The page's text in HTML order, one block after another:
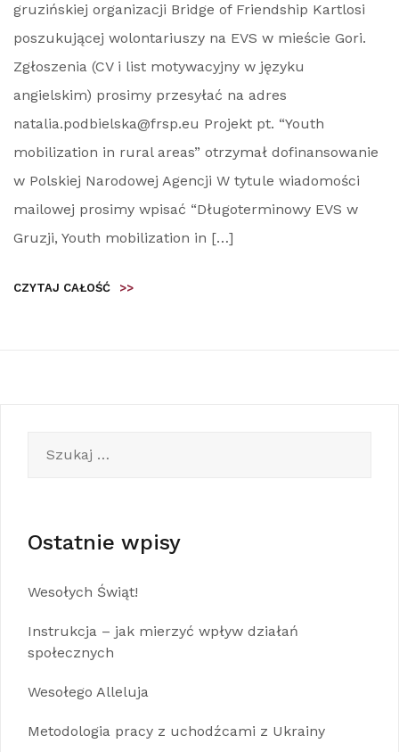
gruzińskiej organizacji Bridge of Friendship Kartlosi
poszukującej wolontariuszy na EVS w mieście Gori.
Zgłoszenia (CV i list motywacyjny w języku
angielskim) prosimy przesyłać na adres
natalia.podbielska@frsp.eu Projekt pt. “Youth
mobilization in rural areas” otrzymał dofinansowanie
w Polskiej Narodowej Agencji W tytule wiadomości
mailowej prosimy wpisać “Długoterminowy EVS w
Gruzji, Youth mobilization in […]
CZYTAJ CAŁOŚĆ >>
Ostatnie wpisy
Wesołych Świąt!
Instrukcja – jak mierzyć wpływ działań
społecznych
Wesołego Alleluja
Metodologia pracy z uchodźcami z Ukrainy